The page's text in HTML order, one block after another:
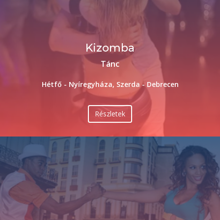
Kizomba
Tánc
Hétfő - Nyíregyháza, Szerda - Debrecen
Részletek